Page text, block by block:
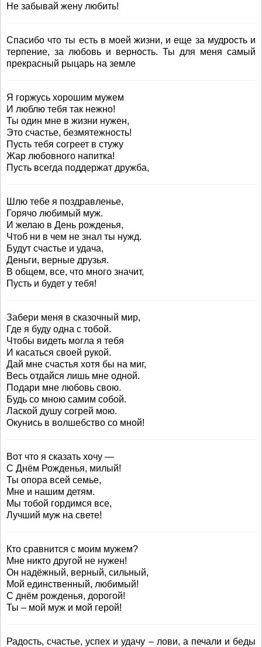
Не забывай жену любить!
Спасибо что ты есть в моей жизни, и еще за мудрость и
терпение, за любовь и верность. Ты для меня самый
прекрасный рыцарь на земле
Я горжусь хорошим мужем
И люблю тебя так нежно!
Ты один мне в жизни нужен,
Это счастье, безмятежность!
Пусть тебя согреет в стужу
Жар любовного напитка!
Пусть всегда поддержат дружба,
Шлю тебе я поздравленье,
Горячо любимый муж.
И желаю в День рожденья,
Чтоб ни в чем не знал ты нужд.
Будут счастье и удача,
Деньги, верные друзья.
В общем, все, что много значит,
Пусть и будет у тебя!
Забери меня в сказочный мир,
Где я буду одна с тобой.
Чтобы видеть могла я тебя
И касаться своей рукой.
Дай мне счастья хотя бы на миг,
Весь отдайся лишь мне одной.
Подари мне любовь свою.
Будь со мною самим собой.
Лаской душу согрей мою.
Окунись в волшебство со мной!
Вот что я сказать хочу —
С Днём Рожденья, милый!
Ты опора всей семье,
Мне и нашим детям.
Мы тобой гордимся все,
Лучший муж на свете!
Кто сравнится с моим мужем?
Мне никто другой не нужен!
Он надёжный, верный, сильный,
Мой единственный, любимый!
С днём рожденья, дорогой!
Ты – мой муж и мой герой!
Радость, счастье, успех и удачу – лови, а печали и беды